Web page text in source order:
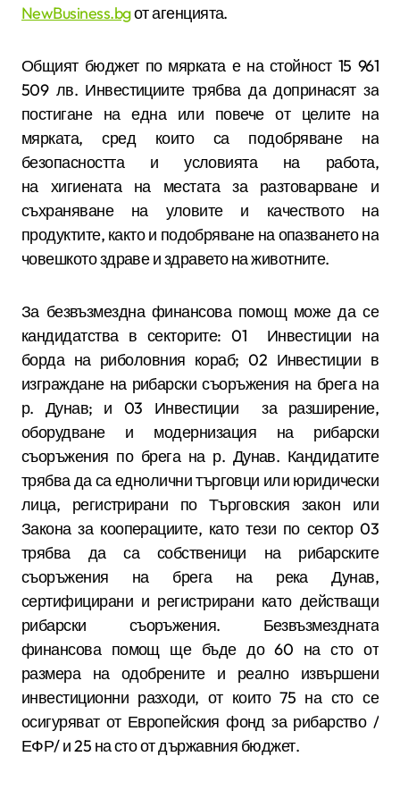
NewBusiness.bgот агенцията.
Общият бюджет по мярката е на стойност 15 961
509 лв. Инвестициите трябва да допринасят за
постигане на една или повече от целите на
мярката, сред които са подобряване на
безопасността и условията на работа,
на хигиената на местата за разтоварване и
съхраняване на уловите и качеството на
продуктите, както и подобряване на опазването на
човешкото здраве и здравето на животните.
За безвъзмездна финансова помощ може да се
кандидатства в секторите: 01 Инвестиции на
борда на риболовния кораб; 02 Инвестиции в
изграждане на рибарски съоръжения на брега на
р. Дунав; и 03 Инвестиции за разширение,
оборудване и модернизация на рибарски
съоръжения по брега на р. Дунав. Кандидатите
трябва да са еднолични търговци или юридически
лица, регистрирани по Търговския закон или
Закона за кооперациите, като тези по сектор 03
трябва да са собственици на рибарските
съоръжения на брега на река Дунав,
сертифицирани и регистрирани като действащи
рибарски съоръжения. Безвъзмездната
финансова помощ ще бъде до 60 на сто от
размера на одобрените и реално извършени
инвестиционни разходи, от които 75 на сто се
осигуряват от Европейския фонд за рибарство /
ЕФР/ и 25 на сто от държавния бюджет.